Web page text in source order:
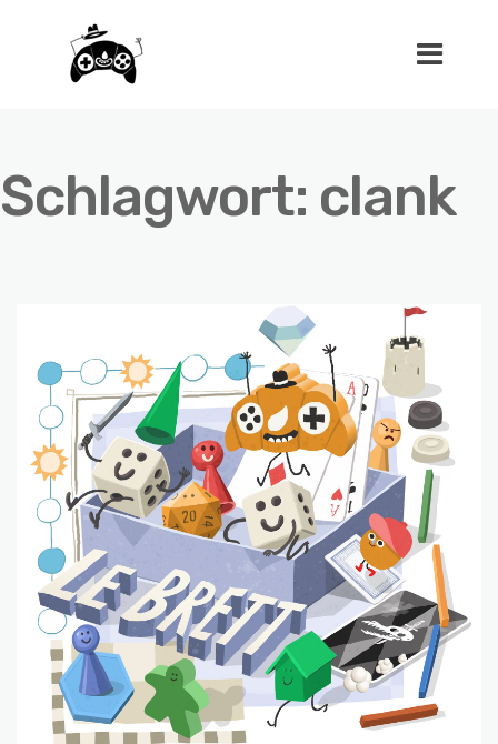
Schlagwort: clank